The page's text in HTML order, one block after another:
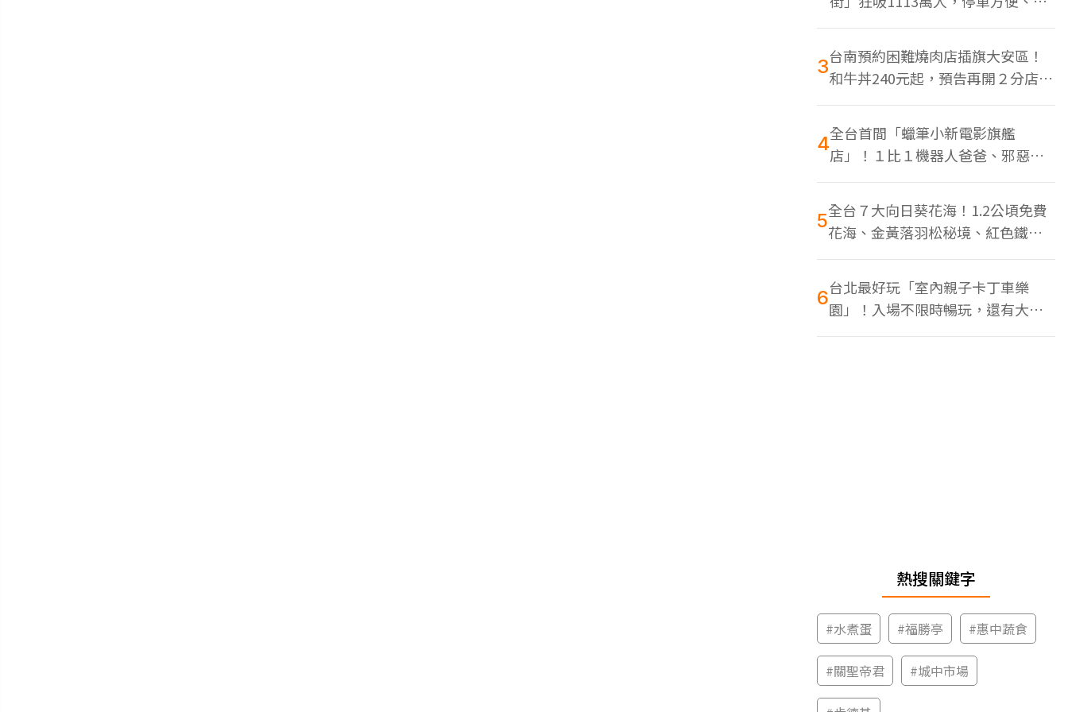
色美食多
3台南預約困難燒肉店插旗大安區！
和牛丼240元起，預告再開２分店、
地點曝光
4全台首間「蠟筆小新電影旗艦
店」！１比１機器人爸爸、邪惡正
男，百款周邊買翻
5全台７大向日葵花海！1.2公頃免費
花海、金黃落羽松秘境、紅色鐵橋
同框
6台北最好玩「室內親子卡丁車樂
園」！入場不限時暢玩，還有大螢
幕Switch遊戲區
熱搜關鍵字
#水煮蛋 #福勝亭 #惠中蔬食
#關聖帝君 #城中市場